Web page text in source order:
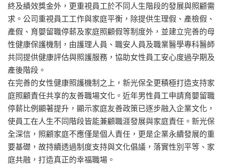
終及績效獎金外，更重視員工於不同人生階段的發展與照顧需
求。公司重視員工工作與家庭平衡，除提供生理假、產檢假、
產假、育嬰留職停薪及家庭照顧假等制度外，並建立完善的母
性健康保護機制，由護理人員、職安人員及職業醫學專科醫師
共同提供健康評估與照護服務，協助女性員工安心度過孕期及
產後階段。
在完善的女性健康照護機制之上，新光保全更積極打造支持家
庭照顧責任共享的友善職場文化。近年男性員工申請育嬰留職
停薪比例顯著提升，顯示家庭友善政策已逐步融入企業文化，
使員工在人生不同階段皆能兼顧職涯發展與家庭責任。新光保
全深信，照顧家庭不應僅是個人責任，更是企業永續發展的重
要基礎，故持續透過制度支持與文化倡議，落實性別平等、家
庭共融，打造真正的幸福職場。